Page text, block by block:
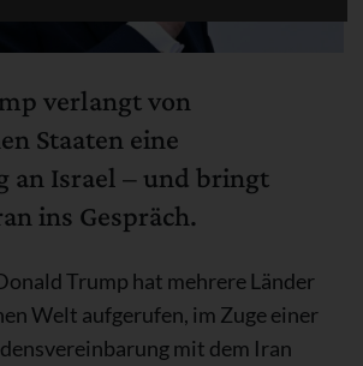
verlangt von
Staaten eine
an Israel – und bringt
ins Gespräch.
Trump hat mehrere Länder
Welt aufgerufen, im Zuge einer
mit dem Iran